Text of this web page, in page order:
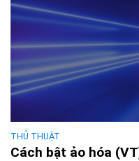
THỦ THUẬT
Cách bật ảo hóa